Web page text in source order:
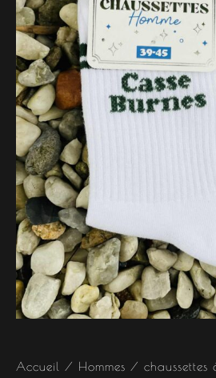
Accueil / Hommes / chaussettes